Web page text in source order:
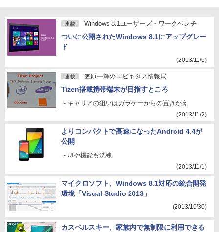
連載 Windows 8.1ユーザーズ・ワークベンチ
ついに公開されたWindows 8.1にアップグレー
ド
(2013/11/6)
連載 笠原一輝のユビキタス情報局
Tizen搭載携帯端末が目指すところ
～キャリアの狙いはガラケーからの置きかえ
(2013/11/2)
よりコンパクトで高速になったAndroid 4.4が
公開
～UIや機能も洗練
(2013/11/1)
マイクロソフト、Windows 8.1対応の統合開発
環境「Visual Studio 2013」
(2013/10/30)
カスペルスキー、家族内で無制限に利用できる